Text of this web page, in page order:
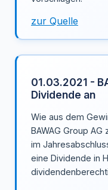
zur Quelle
01.03.2021 -
Dividende an
Wie aus dem
BAWAG Group
im
eine Dividende in